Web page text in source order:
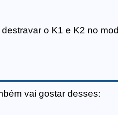
o K1 e K2 no
vai gostar desses: